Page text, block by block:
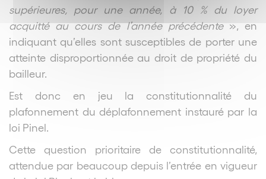
supérieures, pour une année, à 10 % du loyer
acquitté au cours de l’année précédente», en
indiquant qu’elles sont susceptibles de porter une
atteinte disproportionnée au droit de propriété du
bailleur.
Est donc en jeu la constitutionnalité du
plafonnement du déplafonnement instauré par la
loi Pinel.
Cette question prioritaire de constitutionnalité,
attendue par beaucoup depuis l’entrée en vigueur